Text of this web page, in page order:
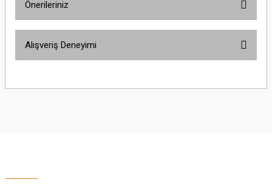
Önerileriniz
yetersiz gördüğünüz noktaları öneri formunu kullanarak tarafımıza
Alışveriş Deneyimi